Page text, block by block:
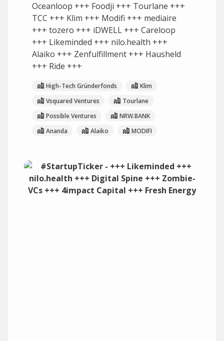
Oceanloop +++ Foodji +++ Tourlane +++
TCC +++ Klim +++ Modifi +++ mediaire
+++ tozero +++ iDWELL +++ Careloop
+++ Likeminded +++ nilo.health +++
Alaiko +++ Zenfulfillment +++ Hausheld
+++ Ride +++
High-Tech Gründerfonds
Klim
Vsquared Ventures
Tourlane
Possible Ventures
NRW.BANK
Ananda
Alaiko MODIFI